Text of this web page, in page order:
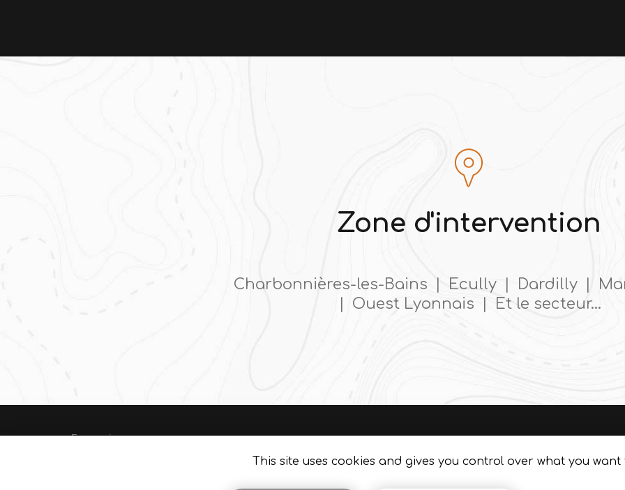
Zone d'intervention
Charbonnières-les-Bains Ecully Dardilly
Ouest Lyonnais Et le secteur…
En savoir +
Notre savoir-faire : Paysagiste Ouest Lyonnais
Liens utiles -Secteur- Cookies
This site uses cookies and gives you control over what you